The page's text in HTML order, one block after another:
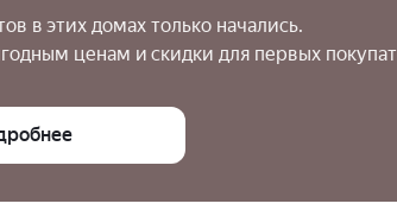
в этих домах только начались.
ценам и скидки для первых